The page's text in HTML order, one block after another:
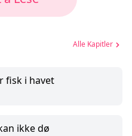
Alle Kapitler
fisk i havet
ikke dø